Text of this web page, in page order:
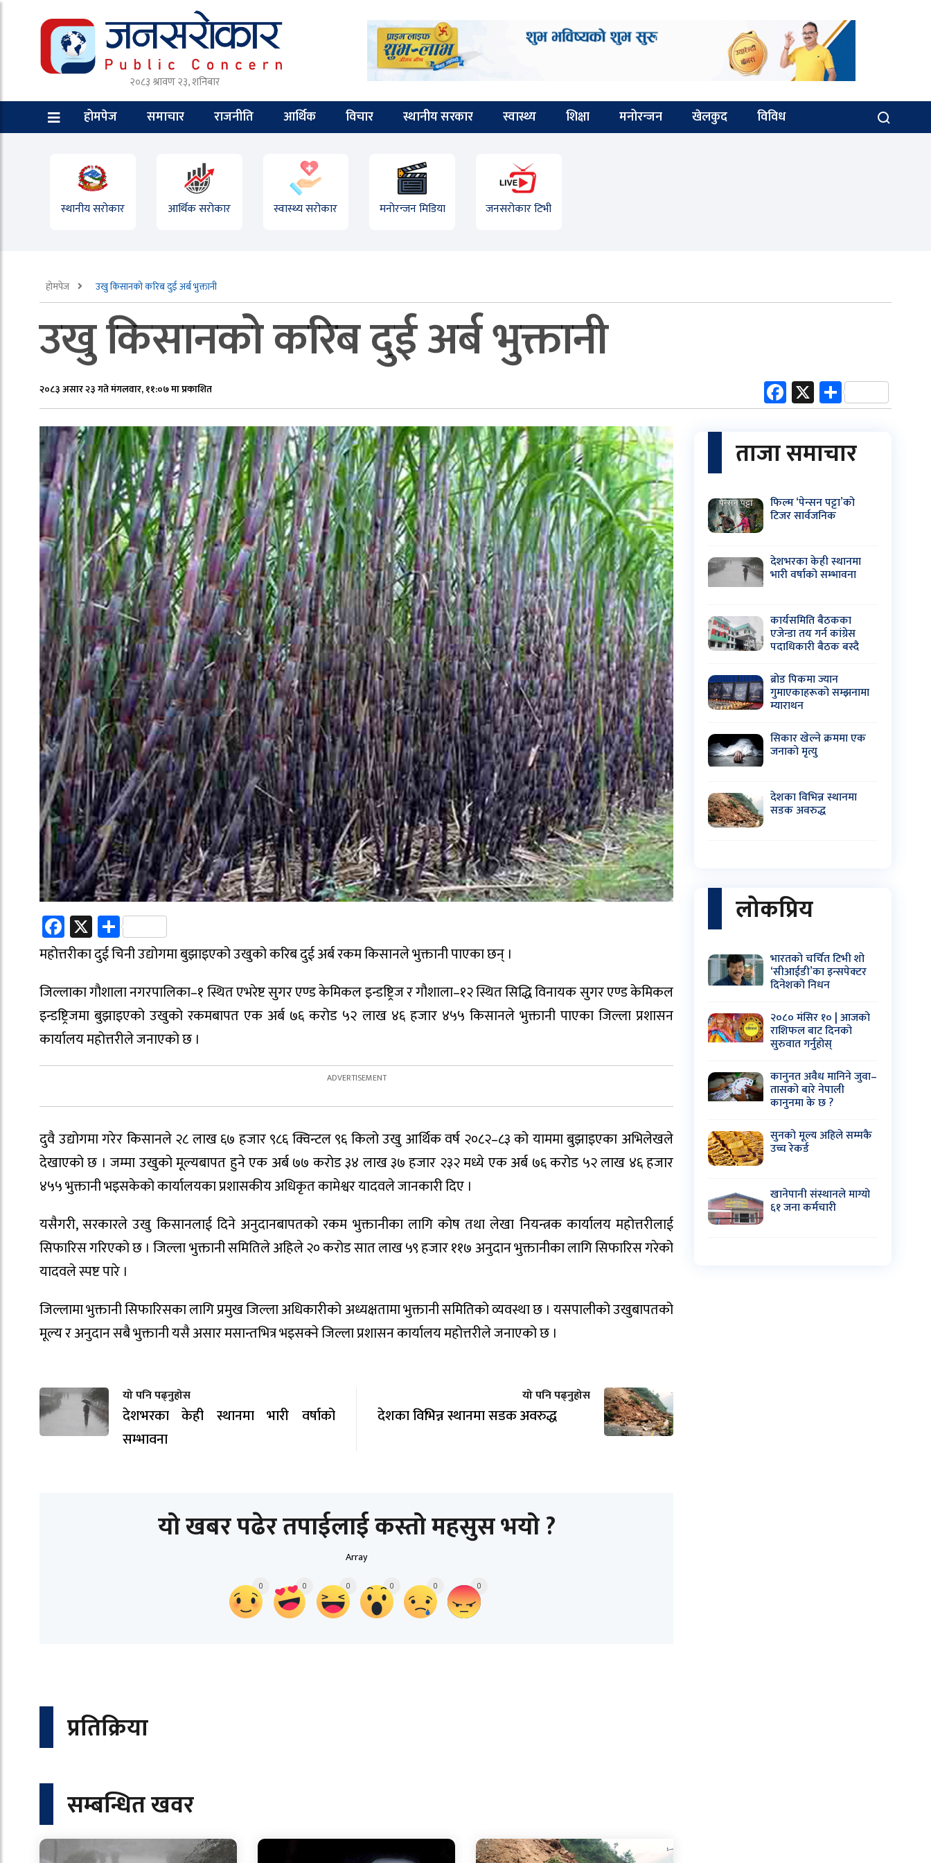
२०८३ श्रावण २३, शनिबार
होमपेज समाचार राजनीति आर्थिक विचार स्थानीय सरकार स्वास्थ्य शिक्षा मनोरन्जन खेलकुद विविध
स्थानीय सरोकार आर्थिक सरोकार स्वास्थ्य सरोकार मनोरन्जन मिडिया जनसरोकार टिभी
होमपेज उखु किसानको करिब दुई अर्ब भुक्तानी
उखु किसानको करिब दुई अर्ब भुक्तानी
२०८३ असार २३ गते मंगलवार, ११:०७ मा प्रकाशित Facebook
XShare
Facebook
X Share
महोत्तरीका दुई चिनी उद्योगमा बुझाइएको उखुको करिब दुई अर्ब रकम किसानले भुक्तानी पाएका छन् ।
जिल्लाका गौशाला नगरपालिका–१ स्थित एभरेष्ट सुगर एण्ड केमिकल इन्डष्ट्रिज र गौशाला–१२ स्थित सिद्धि विनायक सुगर एण्ड केमिकल
इन्डष्ट्रिजमा बुझाइएको उखुको रकमबापत एक अर्ब ७६ करोड ५२ लाख ४६ हजार ४५५ किसानले भुक्तानी पाएका जिल्ला प्रशासन
कार्यालय महोत्तरीले जनाएको छ ।
दुवै उद्योगमा गरेर किसानले २८ लाख ६७ हजार ९८६ क्विन्टल ९६ किलो उखु आर्थिक वर्ष २०८२–८३ को याममा बुझाइएका अभिलेखले
देखाएको छ । जम्मा उखुको मूल्यबापत हुने एक अर्ब ७७ करोड ३४ लाख ३७ हजार २३२ मध्ये एक अर्ब ७६ करोड ५२ लाख ४६ हजार
४५५ भुक्तानी भइसकेको कार्यालयका प्रशासकीय अधिकृत कामेश्वर यादवले जानकारी दिए ।
यसैगरी, सरकारले उखु किसानलाई दिने अनुदानबापतको रकम भुक्तानीका लागि कोष तथा लेखा नियन्त्रक कार्यालय महोत्तरीलाई
सिफारिस गरिएको छ । जिल्ला भुक्तानी समितिले अहिले २० करोड सात लाख ५९ हजार ११७ अनुदान भुक्तानीका लागि सिफारिस गरेको
यादवले स्पष्ट पारे ।
जिल्लामा भुक्तानी सिफारिसका लागि प्रमुख जिल्ला अधिकारीको अध्यक्षतामा भुक्तानी समितिको व्यवस्था छ । यसपालीको उखुबापतको
मूल्य र अनुदान सबै भुक्तानी यसै असार मसान्तभित्र भइसक्ने जिल्ला प्रशासन कार्यालय महोत्तरीले जनाएको छ ।
यो पनि पढ्नुहोस
देशभरका केही स्थानमा भारी वर्षाको
सम्भावना
यो पनि पढ्नुहोस
देशका विभिन्न स्थानमा सडक अवरुद्ध
यो खबर पढेर तपाईलाई कस्तो महसुस भयो ?
Array
0 0 0 0 0 0
प्रतिक्रिया
सम्बन्धित खवर
ताजा समाचार
फिल्म ‘पेन्सन पट्टा’को
टिजर सार्वजनिक
देशभरका केही स्थानमा
भारी वर्षाको सम्भावना
कार्यसमिति बैठकका
एजेन्डा तय गर्न कांग्रेस
पदाधिकारी बैठक बस्दै
ब्रोड पिकमा ज्यान
गुमाएकाहरूको सम्झनामा
म्याराथन
सिकार खेल्ने क्रममा एक
जनाको मृत्यु
देशका विभिन्न स्थानमा
सडक अवरुद्ध
लोकप्रिय
भारतको चर्चित टिभी शो
‘सीआईडी’का इन्सपेक्टर
दिनेशको निधन
२०८० मंसिर १० | आजको
राशिफल बाट दिनको
सुरुवात गर्नुहोस्
कानुनत अवैध मानिने जुवा–
तासको बारे नेपाली
कानुनमा के छ ?
सुनको मूल्य अहिले सम्मकै
उच्च रेकर्ड
खानेपानी संस्थानले माग्यो
६१ जना कर्मचारी